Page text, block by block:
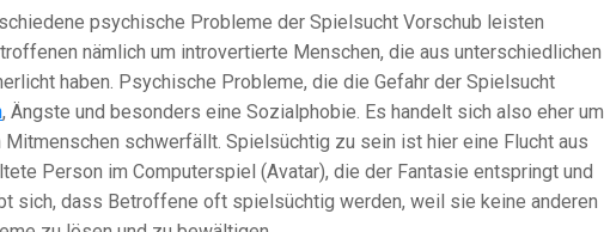
psychische Probleme der Spielsucht Vorschub leisten
nämlich um introvertierte Menschen, die aus unterschiedlichen
haben. Psychische Probleme, die die Gefahr der Spielsucht
, Ängste und besonders eine Sozialphobie. Es handelt sich also eher um
Mitmenschen schwerfällt. Spielsüchtig zu sein ist hier eine Flucht aus
Person im Computerspiel (Avatar), die der Fantasie entspringt und
sich, dass Betroffene oft spielsüchtig werden, weil sie keine anderen